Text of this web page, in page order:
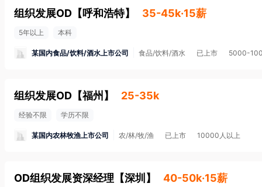
组织发展OD 【呼和浩特】 35-45k·15薪
5年以上 本科
某国内食品/饮料/酒水上市公司 食品/饮料/酒水 已上市 5000-
组织发展OD 【福州 】 25-35k
经验不限 学历不限
某国内农林牧渔上市公司 农/林/牧/渔 已上市 10000人以上
OD组织发展资深经理 【深圳 】 40-50k·15薪